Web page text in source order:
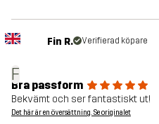
F
Fin R. Verifierad köpare
Bra passform
Bekvämt och ser fantastiskt ut!
Det här är en översättning. Se originalet